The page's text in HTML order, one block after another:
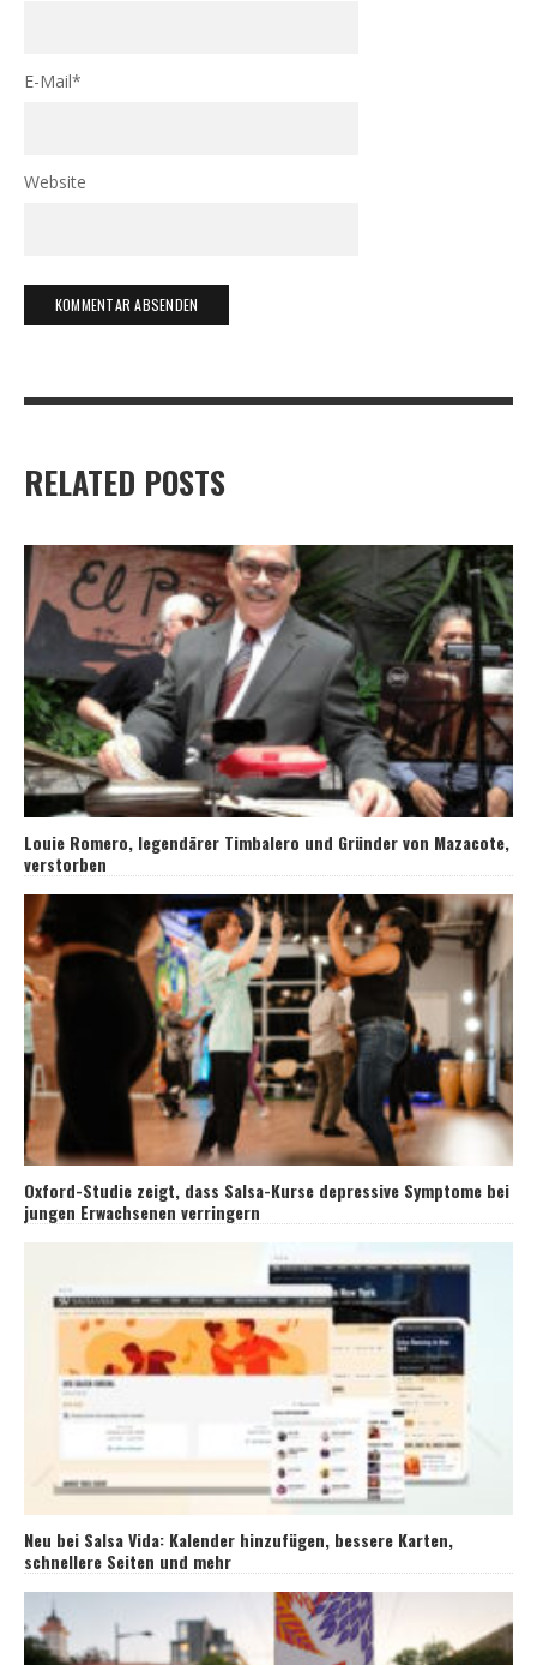
E-Mail*
Website
RELATED POSTS
Louie Romero, legendärer Timbalero und Gründer von Mazacote,
verstorben
Oxford-Studie zeigt, dass Salsa-Kurse depressive Symptome bei
jungen Erwachsenen verringern
Neu bei Salsa Vida: Kalender hinzufügen, bessere Karten,
schnellere Seiten und mehr